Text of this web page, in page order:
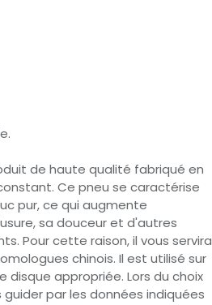
de haute qualité fabriqué en
Ce pneu se caractérise
pur, ce qui augmente
sa douceur et d'autres
Pour cette raison, il vous servira
chinois. Il est utilisé sur
appropriée. Lors du choix
par les données indiquées